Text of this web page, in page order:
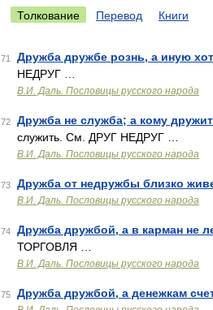
Толкование Перевод Книги
71 Дружба дружбе рознь, а иную
НЕДРУГ …
В.И. Даль. Пословицы русского народа
72 Дружба не служба; а кому
служить. См. ДРУГ НЕДРУГ …
В.И. Даль. Пословицы русского народа
73 Дружба от недружбы близко
В.И. Даль. Пословицы русского народа
74 Дружба дружбой, а в карман не
ТОРГОВЛЯ …
В.И. Даль. Пословицы русского народа
75 Дружба дружбой, а денежкам